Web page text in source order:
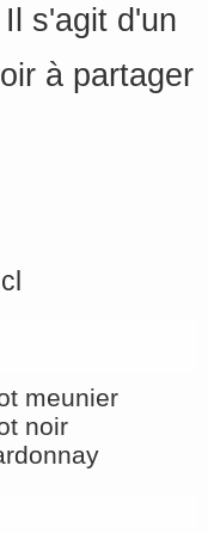
s'agit d'un
à partager
meunier
noir